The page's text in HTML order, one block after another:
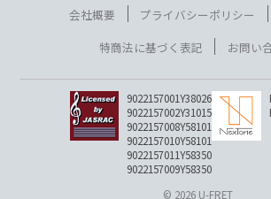
会社概要 プライバシーポリシー
特商法に基づく表記
お問い
9022157001Y38026
9022157002Y31015
9022157008Y58101
9022157010Y58101
9022157011Y58350
9022157009Y58350
© 2026 U-FRET